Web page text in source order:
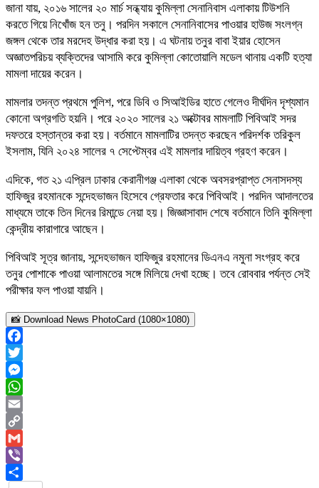
জানা যায়, ২০১৬ সালের ২০ মার্চ সন্ধ্যায় কুমিল্লা সেনানিবাস এলাকায় টিউশনি
করতে গিয়ে নিখোঁজ হন তনু। পরদিন সকালে সেনানিবাসের পাওয়ার হাউজ সংলগ্ন
জঙ্গল থেকে তার মরদেহ উদ্ধার করা হয়। এ ঘটনায় তনুর বাবা ইয়ার হোসেন
অজ্ঞাতপরিচয় ব্যক্তিদের আসামি করে কুমিল্লা কোতোয়ালি মডেল থানায় একটি হত্যা
মামলা দায়ের করেন।
মামলার তদন্ত প্রথমে পুলিশ, পরে ডিবি ও সিআইডির হাতে গেলেও দীর্ঘদিন দৃশ্যমান
কোনো অগ্রগতি হয়নি। পরে ২০২০ সালের ২১ অক্টোবর মামলাটি পিবিআই সদর
দফতরে হস্তান্তর করা হয়। বর্তমানে মামলাটির তদন্ত করছেন পরিদর্শক তরিকুল
ইসলাম, যিনি ২০২৪ সালের ৭ সেপ্টেম্বর এই মামলার দায়িত্ব গ্রহণ করেন।
এদিকে, গত ২১ এপ্রিল ঢাকার কেরানীগঞ্জ এলাকা থেকে অবসরপ্রাপ্ত সেনাসদস্য
হাফিজুর রহমানকে সন্দেহভাজন হিসেবে গ্রেফতার করে পিবিআই। পরদিন আদালতের
মাধ্যমে তাকে তিন দিনের রিমান্ডে নেয়া হয়। জিজ্ঞাসাবাদ শেষে বর্তমানে তিনি কুমিল্লা
কেন্দ্রীয় কারাগারে আছেন।
পিবিআই সূত্র জানায়, সন্দেহভাজন হাফিজুর রহমানের ডিএনএ নমুনা সংগ্রহ করে
তনুর পোশাকে পাওয়া আলামতের সঙ্গে মিলিয়ে দেখা হচ্ছে। তবে রোববার পর্যন্ত সেই
পরীক্ষার ফল পাওয়া যায়নি।
📸 Download News PhotoCard (1080×1080)
Facebook
Twitter
Messenger
WhatsApp
Email
Copy
Link
Gmail
Viber